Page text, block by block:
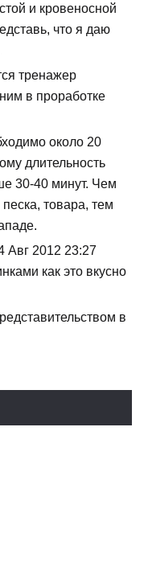
и кровеносной
что я даю
тренажер
в проработке
около 20
длительность
30-40 минут. Чем
товара, тем
Авг 2012 23:27
как это вкусно
в